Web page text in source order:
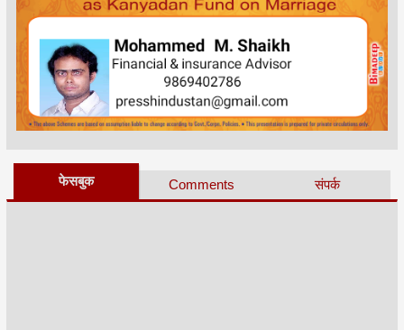
फेसबुक Comments संपर्क